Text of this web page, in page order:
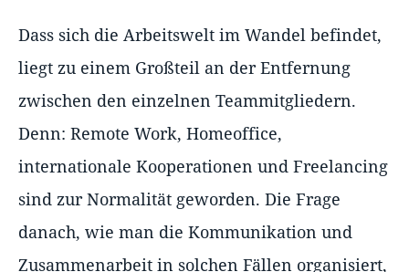
Dass sich die Arbeitswelt im Wandel befindet,
liegt zu einem Großteil an der Entfernung
zwischen den einzelnen Teammitgliedern.
Denn: Remote Work, Homeoffice,
internationale Kooperationen und Freelancing
sind zur Normalität geworden. Die Frage
danach, wie man die Kommunikation und
Zusammenarbeit in solchen Fällen organisiert,